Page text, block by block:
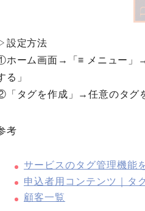
設定方法
ホーム画面→「≡ メニュー」
る」
「タグを作成」→任意のタグ
考
サービスのタグ管理機能
申込者用コンテンツ｜タ
顧客一覧